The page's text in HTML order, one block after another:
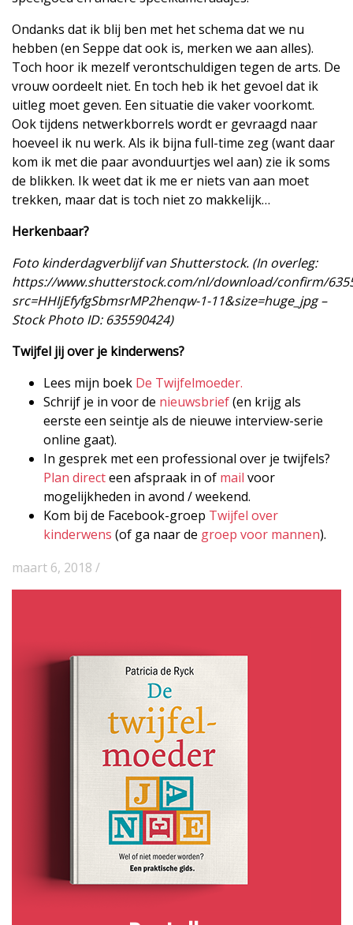
Ondanks dat ik blij ben met het schema dat we nu
hebben (en Seppe dat ook is, merken we aan alles).
Toch hoor ik mezelf verontschuldigen tegen de arts. De
vrouw oordeelt niet. En toch heb ik het gevoel dat ik
uitleg moet geven. Een situatie die vaker voorkomt.
Ook tijdens netwerkborrels wordt er gevraagd naar
hoeveel ik nu werk. Als ik bijna full-time zeg (want daar
kom ik met die paar avonduurtjes wel aan) zie ik soms
de blikken. Ik weet dat ik me er niets van aan moet
trekken, maar dat is toch niet zo makkelijk…
Herkenbaar?
Foto kinderdagverblijf van Shutterstock. (In overleg:
https://www.shutterstock.com/nl/download/confirm/
src=HHIjEfyfgSbmsrMP2henqw-1-11&size=huge_jpg –
Stock Photo ID: 635590424)
Twijfel jij over je kinderwens?
Lees mijn boek De Twijfelmoeder.
Schrijf je in voor de nieuwsbrief(en krijg als
eerste een seintje als de nieuwe interview-serie
online gaat).
In gesprek met een professional over je twijfels?
Plan directeen afspraak in of mail voor
mogelijkheden in avond / weekend.
Kom bij de Facebook-groep Twijfel over
kinderwens (of ga naar de groep voor mannen).
maart 6, 2018 /